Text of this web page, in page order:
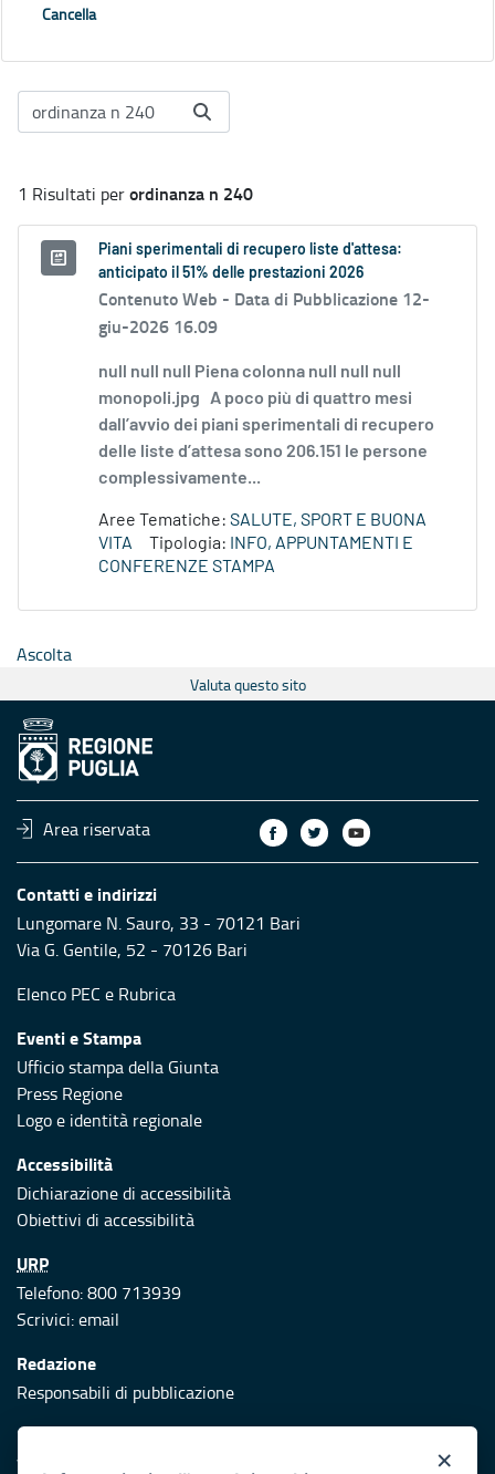
Cancella
1 Risultati perordinanza n 240
Piani sperimentali di recupero liste d'attesa:
anticipato il 51% delle prestazioni 2026
Contenuto Web - Data di Pubblicazione 12-
giu-2026 16.09
null null null Piena colonna null null null
monopoli.jpg A poco più di quattro mesi
dall’avvio dei piani sperimentali di recupero
delle liste d’attesa sono 206.151 le persone
complessivamente...
Aree Tematiche: SALUTE, SPORT E BUONA
VITA
Tipologia:
INFO, APPUNTAMENTI E
CONFERENZE STAMPA
Ascolta
Valuta questo sito
Area riservata
Contatti e indirizzi
Lungomare N. Sauro, 33 - 70121 Bari
Via G. Gentile, 52 - 70126 Bari
Elenco PEC e Rubrica
Eventi e Stampa
Ufficio stampa della Giunta
Press Regione
Logo e identità regionale
Accessibilità
Dichiarazione di accessibilità
Obiettivi di accessibilità
URP
Telefono: 800 713939
Scrivici:email
Redazione
Responsabili di pubblicazione
Protezione civile
Vai al sito di Protezione Civile Puglia ×